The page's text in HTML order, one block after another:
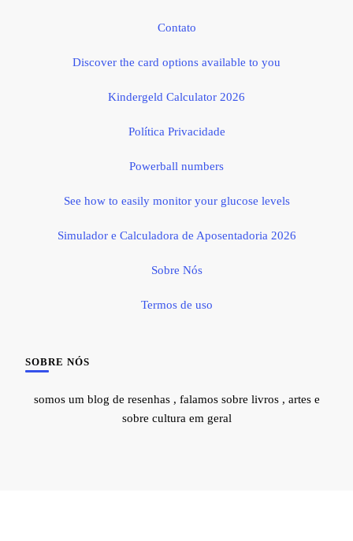
Contato
Discover the card options available to you
Kindergeld Calculator 2026
Política Privacidade
Powerball numbers
See how to easily monitor your glucose levels
Simulador e Calculadora de Aposentadoria 2026
Sobre Nós
Termos de uso
SOBRE NÓS
somos um blog de resenhas , falamos sobre livros , artes e
sobre cultura em geral